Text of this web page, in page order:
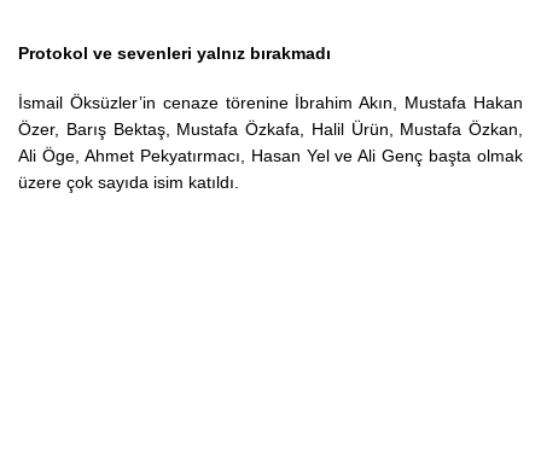
Protokol ve sevenleri yalnız bırakmadı
İsmail Öksüzler’in cenaze törenine İbrahim Akın, Mustafa Hakan
Özer, Barış Bektaş, Mustafa Özkafa, Halil Ürün, Mustafa Özkan,
Ali Öge, Ahmet Pekyatırmacı, Hasan Yel ve Ali Genç başta olmak
üzere çok sayıda isim katıldı.